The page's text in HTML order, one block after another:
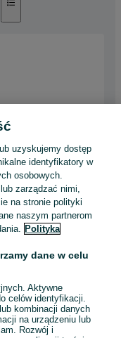
Radzyń
uzyskujemy dostęp
identyfikatory w
osobowych.
zarządzać nimi,
na stronie polityki
naszym partnerom
Polityka
dane w celu
Aktywne
celów identyfikacji.
kombinacji danych
na urządzeniu lub
Rozwój i